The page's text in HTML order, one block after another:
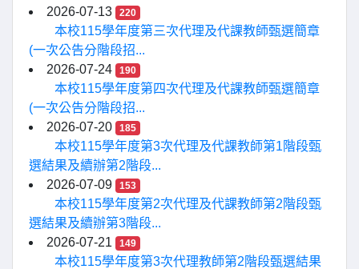
2026-07-13
220
本校115學年度第三次代理及代課教師甄選簡章
(一次公告分階段招...
2026-07-24
190
本校115學年度第四次代理及代課教師甄選簡章
(一次公告分階段招...
2026-07-20
185
本校115學年度第3次代理及代課教師第1階段甄
選結果及續辦第2階段...
2026-07-09
153
本校115學年度第2次代理及代課教師第2階段甄
選結果及續辦第3階段...
2026-07-21
149
本校115學年度第3次代理教師第2階段甄選結果